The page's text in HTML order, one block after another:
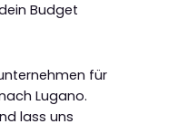
Budget
für
Lugano.
lass uns